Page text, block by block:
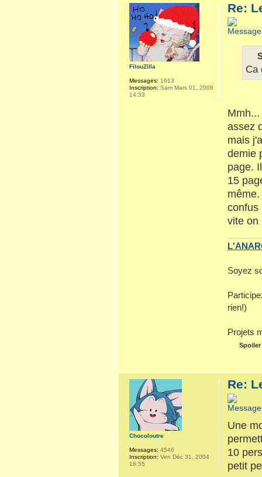
Re:
Ca
assez
mais
demie
page.
15
confus
vite on
Soyez
rien!)
Projets
Spoiler
FilouZilla
Messages: 1613
Inscription: Sam Mars 01, 2008
14:33
Re:
Une
10
petit
Chocoloutre
Messages: 4546
Inscription: Ven Déc 31, 2004
18:55